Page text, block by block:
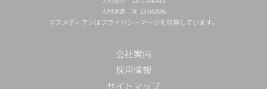
人材派遣 派 13-040596
マスメディアンはプライバシーマークを取得しています。
会社案内
採用情報
サイトマップ